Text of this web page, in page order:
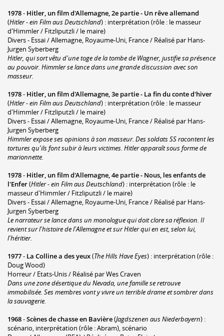
1978- Hitler, un film d'Allemagne, 2e partie - Un rêve allemand
(Hitler - ein Film aus Deutschland) : interprétation (rôle : le masseur
d'Himmler / Fitzliputzli / le maire)
Divers - Essai / Allemagne, Royaume-Uni, France / Réalisé par Hans-
Jurgen Syberberg
Hitler, qui sort vêtu d'une toge de la tombe de Wagner, justifie sa présence
au pouvoir. Himmler se lance dans une grande discussion avec son
masseur.
1978- Hitler, un film d'Allemagne, 3e partie - La fin du conte d'hiver
(Hitler - ein Film aus Deutschland) : interprétation (rôle : le masseur
d'Himmler / Fitzliputzli / le maire)
Divers - Essai / Allemagne, Royaume-Uni, France / Réalisé par Hans-
Jurgen Syberberg
Himmler expose ses opinions à son masseur. Des soldats SS racontent les
tortures qu'ils font subir à leurs victimes. Hitler apparaît sous forme de
marionnette.
1978- Hitler, un film d'Allemagne, 4e partie - Nous, les enfants de
l'Enfer(Hitler - ein Film aus Deutschland) : interprétation (rôle : le
masseur d'Himmler / Fitzliputzli / le maire)
Divers - Essai / Allemagne, Royaume-Uni, France / Réalisé par Hans-
Jurgen Syberberg
Le narrateur se lance dans un monologue qui doit clore sa réflexion. Il
revient sur l'histoire de l'Allemagne et sur Hitler qui en est, selon lui,
l'héritier.
1977- La Colline a des yeux(The Hills Have Eyes) : interprétation (rôle :
Doug Wood)
Horreur / Etats-Unis / Réalisé par Wes Craven
Dans une zone désertique du Nevada, une famille se retrouve
immobilisée. Ses membres vont y vivre un terrible drame et sombrer dans
la sauvagerie.
1968-Scènes de chasse en Bavière(Jagdszenen aus Niederbayern) :
scénario, interprétation (rôle : Abram), scénario